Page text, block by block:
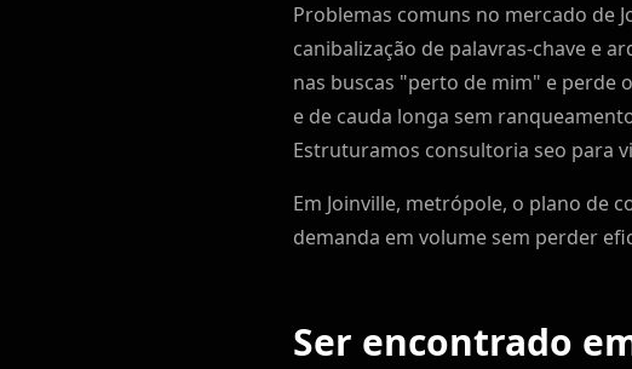
Problemas comuns no mercado de
canibalização de palavras-chave e
nas buscas "perto de mim" e perde
e de cauda longa sem
Estruturamos consultoria seo para
Em Joinville, metrópole, o plano de
demanda em volume sem perder
Ser encontrado